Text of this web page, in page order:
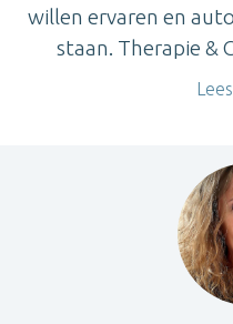
willen ervaren en
staan. Therapie &